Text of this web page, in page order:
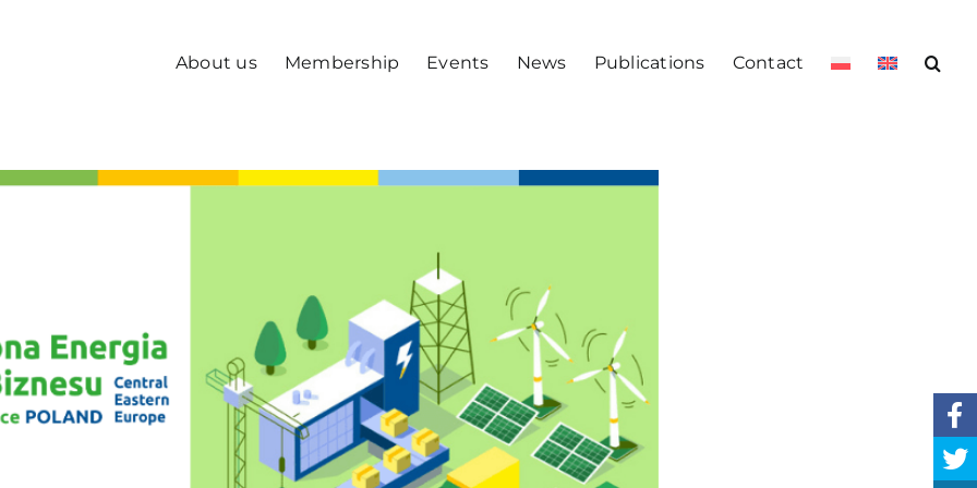
About us Membership Events News Publications Contact